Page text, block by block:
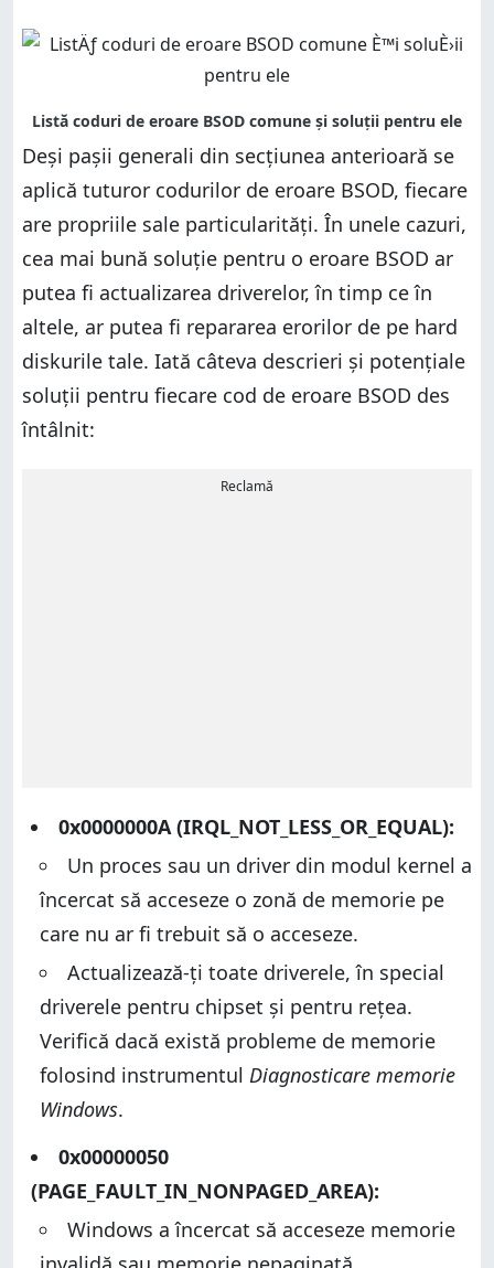
Deși pașii generali din secțiunea anterioară se
aplică tuturor codurilor de eroare BSOD, fiecare
are propriile sale particularități. În unele cazuri,
cea mai bună soluție pentru o eroare BSOD ar
putea fi actualizarea driverelor, în timp ce în
altele, ar putea fi repararea erorilor de pe hard
diskurile tale. Iată câteva descrieri și potențiale
soluții pentru fiecare cod de eroare BSOD des
întâlnit:
Reclamă
0x0000000A (IRQL_NOT_LESS_OR_EQUAL):
Un proces sau un driver din modul kernel a
încercat să acceseze o zonă de memorie pe
care nu ar fi trebuit să o acceseze.
Actualizează-ți toate driverele, în special
driverele pentru chipset și pentru rețea.
Verifică dacă există probleme de memorie
folosind instrumentul Diagnosticare memorie
Windows.
0x00000050
(PAGE_FAULT_IN_NONPAGED_AREA):
Windows a încercat să acceseze memorie